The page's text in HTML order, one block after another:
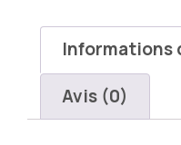
Informations
Avis (0)